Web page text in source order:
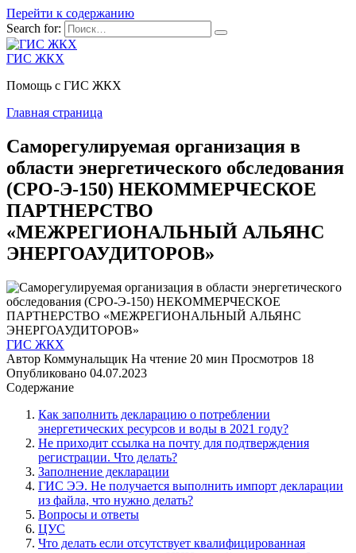
Перейти к содержанию
Search for:
ГИС ЖКХ
Помощь с ГИС ЖКХ
Главная страница
Cаморегулируемая организация в
области энергетического обследования
(СРО-Э-150) НЕКОММЕРЧЕСКОЕ
ПАРТНЕРСТВО
«МЕЖРЕГИОНАЛЬНЫЙ АЛЬЯНС
ЭНЕРГОАУДИТОРОВ»
ГИС ЖКХ
Автор Коммунальщик На чтение 20 мин Просмотров 18
Опубликовано 04.07.2023
Содержание
Как заполнить декларацию о потреблении
энергетических ресурсов и воды в 2021 году?
Не приходит ссылка на почту для подтверждения
регистрации. Что делать?
Заполнение декларации
ГИС ЭЭ. Не получается выполнить импорт декларации
из файла, что нужно делать?
Вопросы и ответы
ЦУС
Что делать если отсутствует квалифицированная